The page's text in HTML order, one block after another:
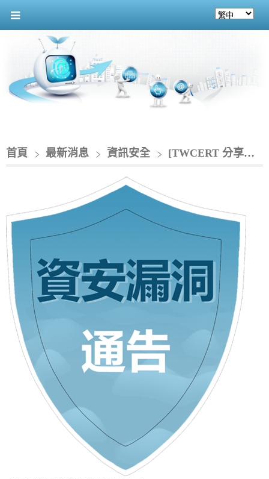
首頁 最新消息 資訊安全 [TWCERT 分享資安情資]_趨勢科技旗下 Trend Micro Apex Central 存在重大資安漏洞(CVE-2025-69258)